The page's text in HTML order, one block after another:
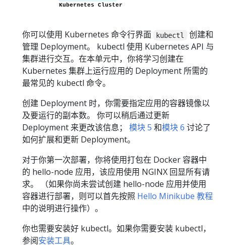
你可以使用 Kubernetes 命令行界面 kubectl
创建和
管理 Deployment。 kubectl 使用 Kubernetes API 与
集群进行交互。在本单元中，你将学习创建在
Kubernetes 集群上运行应用的 Deployment 所需的
最常见的 kubectl 命令。
创建 Deployment 时，你需要指定应用的容器镜像以
及要运行的副本数。 你可以稍后通过更新
Deployment 来更改该信息； 模块 5 和模块 6 讨论了
如何扩展和更新 Deployment。
对于你第一次部署，你将使用打包在 Docker 容器中
的 hello-node 应用，该应用使用 NGINX 回显所有请
求。 （如果你尚未尝试创建 hello-node 应用并使用
容器进行部署，则可以首先按照 Hello Minikube 教程
中的说明进行操作）。
你也需要安装好 kubectl。如果你需要安装 kubectl，
参阅安装工具。